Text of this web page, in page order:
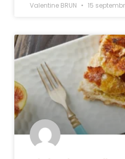
Valentine BRUN 15